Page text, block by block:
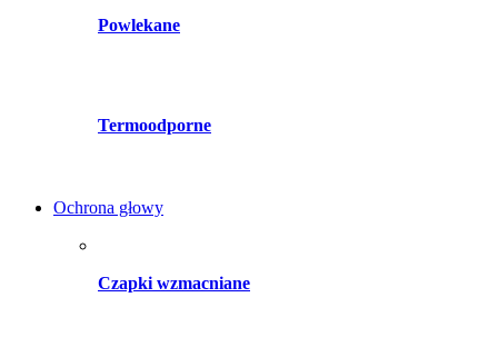
Powlekane
Termoodporne
Ochrona głowy
Czapki wzmacniane